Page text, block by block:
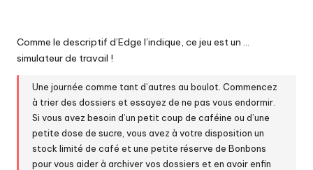
Comme le descriptif d’Edge l’indique, ce jeu est un …
simulateur de travail !
Une journée comme tant d’autres au boulot. Commencez
à trier des dossiers et essayez de ne pas vous endormir.
Si vous avez besoin d’un petit coup de caféine ou d’une
petite dose de sucre, vous avez à votre disposition un
stock limité de café et une petite réserve de Bonbons
pour vous aider à archiver vos dossiers et en avoir enfin